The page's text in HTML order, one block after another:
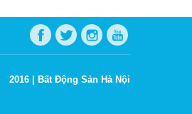
2016 | Bất Động Sản Hà Nội